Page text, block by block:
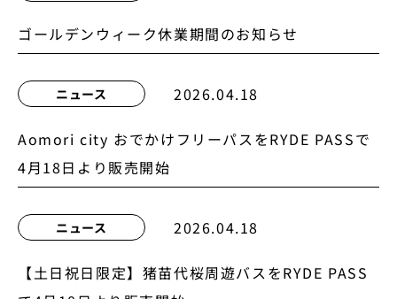
ゴールデンウィーク休業期間のお知らせ
ニュース 2026.04.18
Aomori city おでかけフリーパスをRYDE PASSで
4月18日より販売開始
ニュース 2026.04.18
【土日祝日限定】猪苗代桜周遊バスをRYDE PASS